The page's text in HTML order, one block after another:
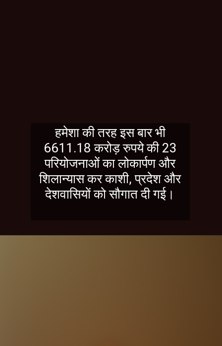
हमेशा की तरह इस बार भी
6611.18 करोड़ रुपये की 23
परियोजनाओं का लोकार्पण और
शिलान्यास कर काशी, प्रदेश और
देशवासियों को सौगात दी गई।